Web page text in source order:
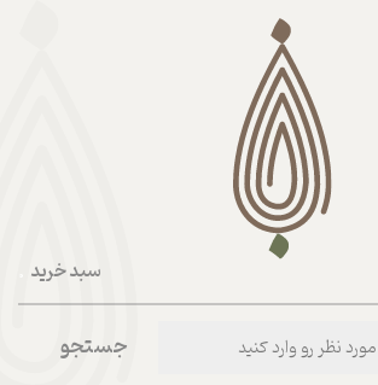
سبد خرید
جستجو